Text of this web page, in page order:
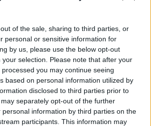
of the sale, sharing to third parties, or
personal or sensitive information for
by us, please use the below opt-out
selection. Please note that after your
you may continue seeing
based on personal information utilized by
disclosed to third parties prior to
separately opt-out of the further
personal information by third parties on the
participants. This information may
News
ΆΡΘΡΑ
ΕΠΙΚΑΙΡΌΤΗΤΑ
ΟΠΕΚ+: Η Ρωσία δεν υποστηρίζει
ενδεχόμενη μείωση της
πετρελαίου